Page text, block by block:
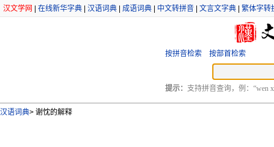
汉文学网 在线新华字典 汉语词典 成语词典 中文转拼音 文言文字典 繁体字转
按拼音检索 按部首检索
提示： 支持拼音查询，例：“wen
汉语词典> 谢忱的解释